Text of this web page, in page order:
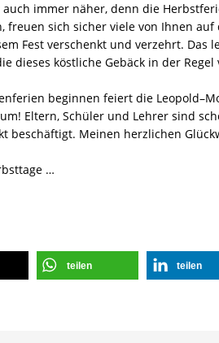
auch immer näher, denn die
freuen sich sicher viele von Ihnen
Fest verschenkt und verzehrt. Das
dieses köstliche Gebäck in der Regel
beginnen feiert die
Eltern, Schüler und Lehrer sind
beschäftigt. Meinen herzlichen
…
teilen teilen